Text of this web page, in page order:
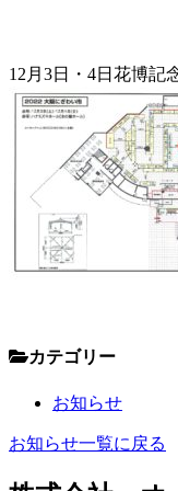
12月3日・4日花博記
カテゴリー
お知らせ
お知らせ一覧に戻る